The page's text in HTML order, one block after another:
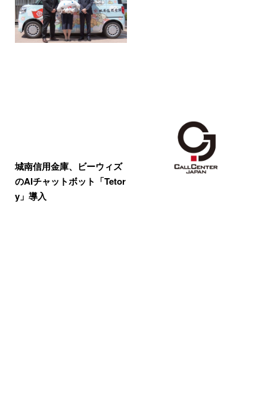
城南信用金庫、ビーウィズ
のAIチャットボット「Tetor
y」導入